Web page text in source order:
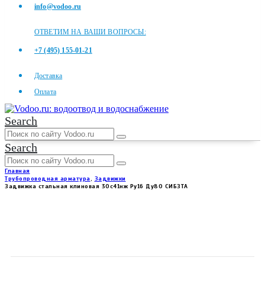
info@vodoo.ru
ОТВЕТИМ НА ВАШИ ВОПРОСЫ:
+7 (495) 155-01-21
Доставка
Оплата
Search
Search
Главная
Трубопроводная арматура, Задвижки
Задвижка стальная клиновая 30с41нж Ру16 Ду80 СИБЗТА